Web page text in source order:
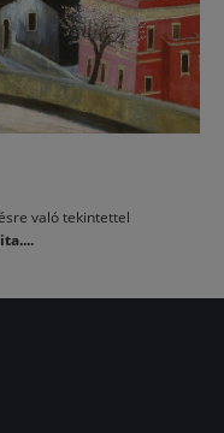
való tekintettel